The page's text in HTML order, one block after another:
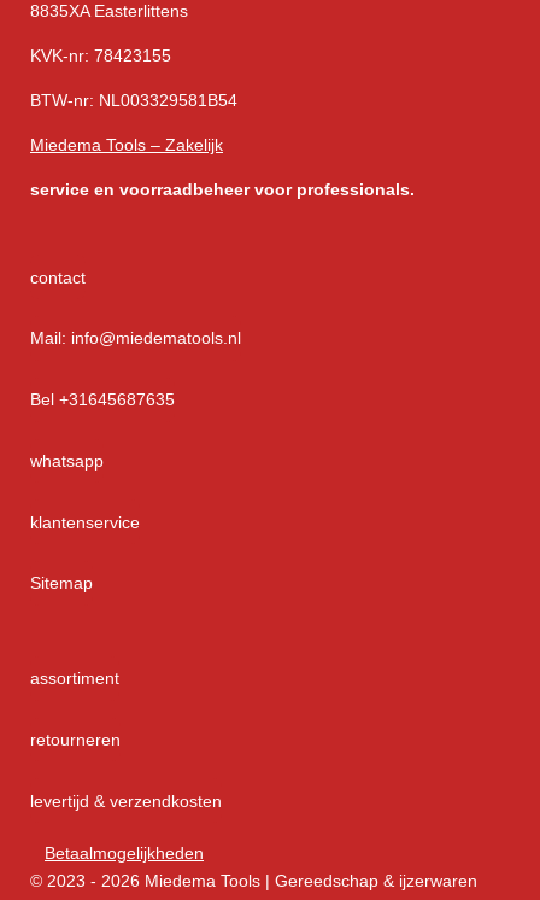
8835XA Easterlittens
KVK-nr: 78423155
BTW-nr: NL003329581B54
Miedema Tools – Zakelijk
service en voorraadbeheer voor professionals.
contact
Mail: info@miedematools.nl
Bel +31645687635
whatsapp
klantenservice
Sitemap
assortiment
retourneren
levertijd & verzendkosten
Betaalmogelijkheden
© 2023 - 2026 Miedema Tools | Gereedschap & ijzerwaren